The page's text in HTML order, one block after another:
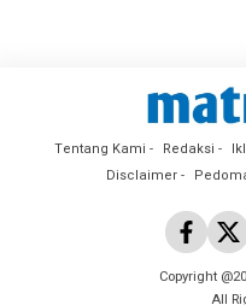
Tentang Kami Redaksi
Disclaimer
Copyright
All